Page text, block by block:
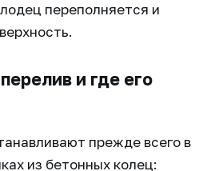
переполняется и
и где его
прежде всего в
из бетонных колец: